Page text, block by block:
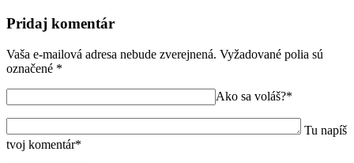
Pridaj komentár
Vaša e-mailová adresa nebude zverejnená. Vyžadované polia sú
označené *
Ako sa voláš?*
Tu napíš
tvoj komentár*